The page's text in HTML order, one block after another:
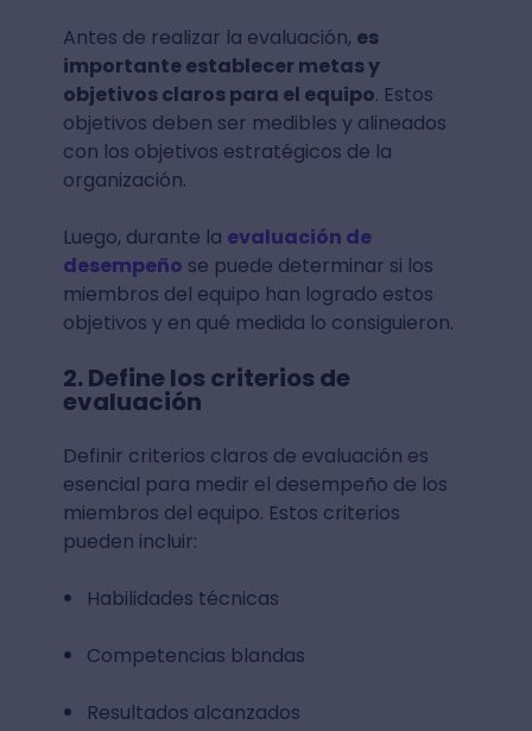
Antes de realizar la evaluación, es
importante establecer metas y
objetivos claros para el equipo. Estos
objetivos deben ser medibles y alineados
con los objetivos estratégicos de la
organización.
Luego, durante la evaluación de
desempeño se puede determinar si los
miembros del equipo han logrado estos
objetivos y en qué medida lo consiguieron.
2. Define los criterios de
evaluación
Definir criterios claros de evaluación es
esencial para medir el desempeño de los
miembros del equipo. Estos criterios
pueden incluir:
Habilidades técnicas
Competencias blandas
Resultados alcanzados